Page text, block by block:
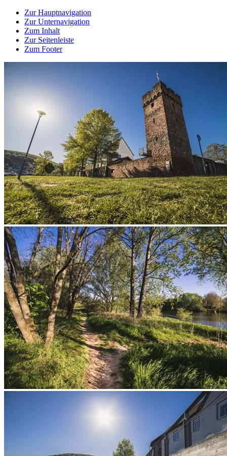
Zur Hauptnavigation
Zur Unternavigation
Zum Inhalt
Zur Seitenleiste
Zum Footer